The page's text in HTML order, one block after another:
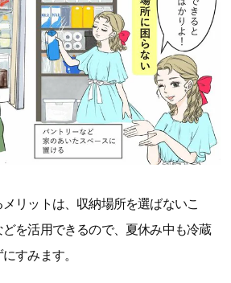
リットは、収納場所を選ばないこ
を活用できるので、夏休み中も冷蔵
すみます。